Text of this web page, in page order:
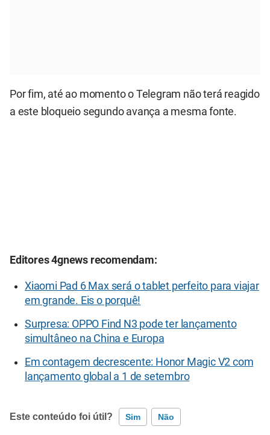
Por fim, até ao momento o Telegram não terá reagido
a este bloqueio segundo avança a mesma fonte.
Editores 4gnews recomendam:
Xiaomi Pad 6 Max será o tablet perfeito para viajar
em grande. Eis o porquê!
Surpresa: OPPO Find N3 pode ter lançamento
simultâneo na China e Europa
Em contagem decrescente: Honor Magic V2 com
lançamento global a 1 de setembro
Este conteúdo foi útil? Sim Não